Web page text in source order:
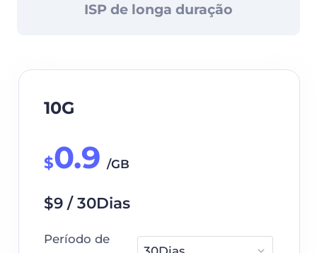
ISP de longa duração
10G
$0.9 /GB
$9 / 30Dias
Período de